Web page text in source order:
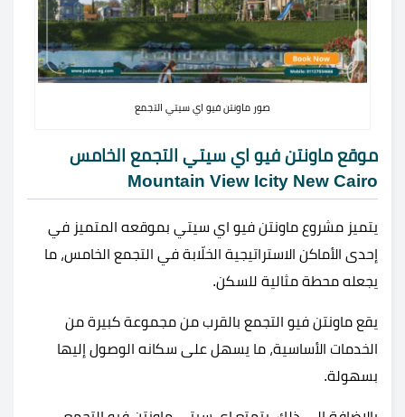
صور ماونتن فيو اي سيتي التجمع
موقع ماونتن فيو اي سيتي التجمع الخامس
Mountain View Icity New Cairo
يتميز مشروع ماونتن فيو اي سيتي بموقعه المتميز في
إحدى الأماكن الاستراتيجية الخلّابة في التجمع الخامس، ما
يجعله محطة مثالية للسكن.
يقع ماونتن فيو التجمع بالقرب من مجموعة كبيرة من
الخدمات الأساسية، ما يسهل على سكانه الوصول إليها
بسهولة.